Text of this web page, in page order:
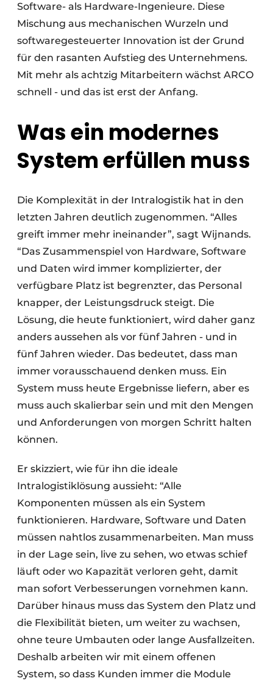
Software- als Hardware-Ingenieure. Diese
Mischung aus mechanischen Wurzeln und
softwaregesteuerter Innovation ist der Grund
für den rasanten Aufstieg des Unternehmens.
Mit mehr als achtzig Mitarbeitern wächst ARCO
schnell - und das ist erst der Anfang.
Was ein modernes
System erfüllen muss
Die Komplexität in der Intralogistik hat in den
letzten Jahren deutlich zugenommen. “Alles
greift immer mehr ineinander”, sagt Wijnands.
“Das Zusammenspiel von Hardware, Software
und Daten wird immer komplizierter, der
verfügbare Platz ist begrenzter, das Personal
knapper, der Leistungsdruck steigt. Die
Lösung, die heute funktioniert, wird daher ganz
anders aussehen als vor fünf Jahren - und in
fünf Jahren wieder. Das bedeutet, dass man
immer vorausschauend denken muss. Ein
System muss heute Ergebnisse liefern, aber es
muss auch skalierbar sein und mit den Mengen
und Anforderungen von morgen Schritt halten
können.
Er skizziert, wie für ihn die ideale
Intralogistiklösung aussieht: “Alle
Komponenten müssen als ein System
funktionieren. Hardware, Software und Daten
müssen nahtlos zusammenarbeiten. Man muss
in der Lage sein, live zu sehen, wo etwas schief
läuft oder wo Kapazität verloren geht, damit
man sofort Verbesserungen vornehmen kann.
Darüber hinaus muss das System den Platz und
die Flexibilität bieten, um weiter zu wachsen,
ohne teure Umbauten oder lange Ausfallzeiten.
Deshalb arbeiten wir mit einem offenen
System, so dass Kunden immer die Module